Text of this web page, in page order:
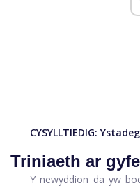
CYSYLLTIEDIG:
Triniaeth ar
Y newyddion da yw